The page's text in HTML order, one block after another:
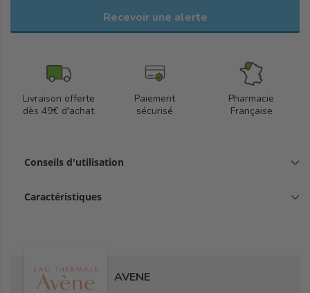
Recevoir une alerte
Livraison offerte
dès 49€ d'achat
Paiement
sécurisé
Pharmacie
Française
Conseils d'utilisation
Caractéristiques
AVENE